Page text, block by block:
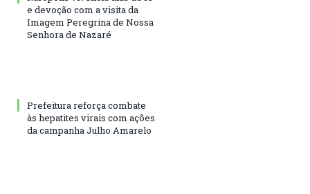
e devoção com a visita da
Imagem Peregrina de Nossa
Senhora de Nazaré
Prefeitura reforça combate
às hepatites virais com ações
da campanha Julho Amarelo